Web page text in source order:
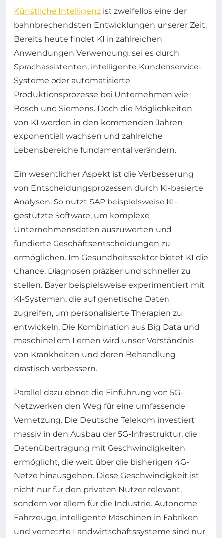
Künstliche Intelligenz ist zweifellos eine der
bahnbrechendsten Entwicklungen unserer Zeit.
Bereits heute findet KI in zahlreichen
Anwendungen Verwendung, sei es durch
Sprachassistenten, intelligente Kundenservice-
Systeme oder automatisierte
Produktionsprozesse bei Unternehmen wie
Bosch und Siemens. Doch die Möglichkeiten
von KI werden in den kommenden Jahren
exponentiell wachsen und zahlreiche
Lebensbereiche fundamental verändern.
Ein wesentlicher Aspekt ist die Verbesserung
von Entscheidungsprozessen durch KI-basierte
Analysen. So nutzt SAP beispielsweise KI-
gestützte Software, um komplexe
Unternehmensdaten auszuwerten und
fundierte Geschäftsentscheidungen zu
ermöglichen. Im Gesundheitssektor bietet KI die
Chance, Diagnosen präziser und schneller zu
stellen. Bayer beispielsweise experimentiert mit
KI-Systemen, die auf genetische Daten
zugreifen, um personalisierte Therapien zu
entwickeln. Die Kombination aus Big Data und
maschinellem Lernen wird unser Verständnis
von Krankheiten und deren Behandlung
drastisch verbessern.
Parallel dazu ebnet die Einführung von 5G-
Netzwerken den Weg für eine umfassende
Vernetzung. Die Deutsche Telekom investiert
massiv in den Ausbau der 5G-Infrastruktur, die
Datenübertragung mit Geschwindigkeiten
ermöglicht, die weit über die bisherigen 4G-
Netze hinausgehen. Diese Geschwindigkeit ist
nicht nur für den privaten Nutzer relevant,
sondern vor allem für die Industrie. Autonome
Fahrzeuge, intelligente Maschinen in Fabriken
und vernetzte Landwirtschaftssysteme sind nur